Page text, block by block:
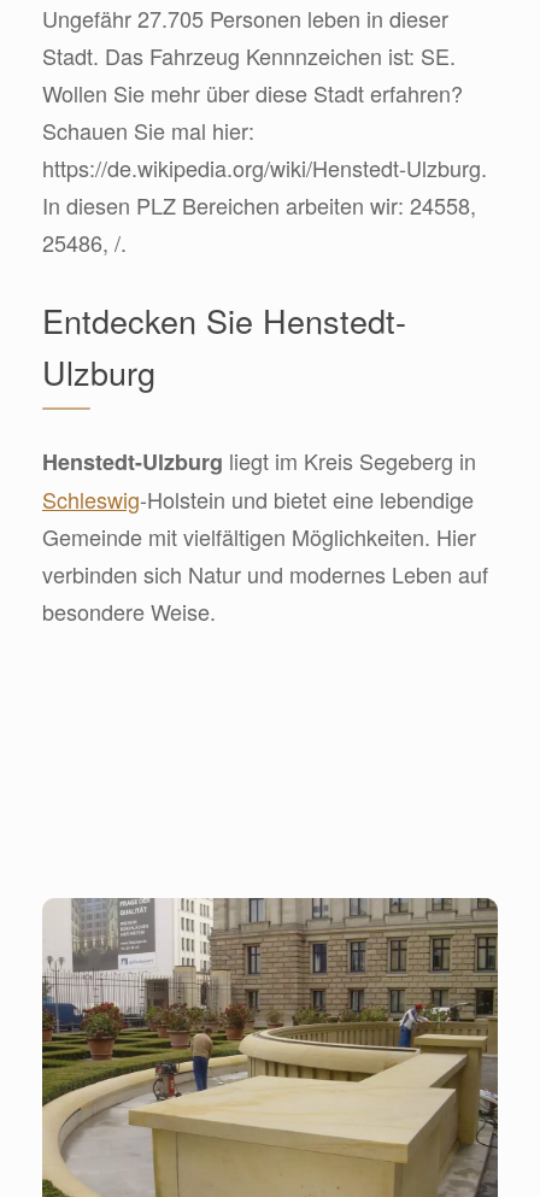
Ungefähr 27.705 Personen leben in dieser
Stadt. Das Fahrzeug Kennnzeichen ist: SE.
Wollen Sie mehr über diese Stadt erfahren?
Schauen Sie mal hier:
https://de.wikipedia.org/wiki/Henstedt-Ulzburg.
In diesen PLZ Bereichen arbeiten wir: 24558,
25486, /.
Entdecken Sie Henstedt-
Ulzburg
Henstedt-Ulzburg liegt im Kreis Segeberg in
Schleswig-Holstein und bietet eine lebendige
Gemeinde mit vielfältigen Möglichkeiten. Hier
verbinden sich Natur und modernes Leben auf
besondere Weise.